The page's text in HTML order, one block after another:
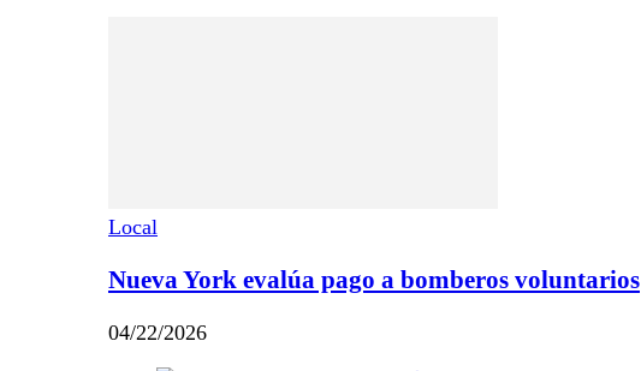
Local
Nueva York evalúa pago a bomberos voluntarios
04/22/2026